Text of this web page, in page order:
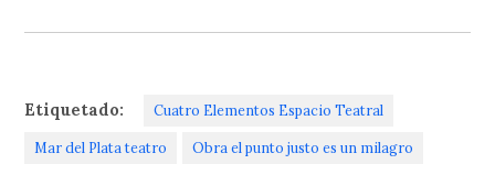
Etiquetado: Cuatro Elementos Espacio Teatral
Mar del Plata teatro Obra el punto justo es un milagro